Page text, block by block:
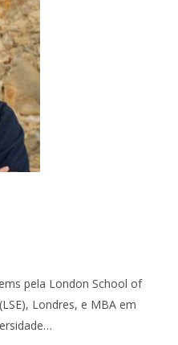
pela London School of
Londres, e MBA em